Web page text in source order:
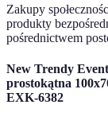
Zakupy
produkty
pośrednictwem
New Trendy
prostokątna
EXK-6382